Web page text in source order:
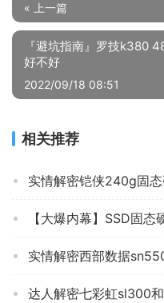
« 上一篇
『避坑指南』罗技k380
好不好
2022/09/18 08:51
相关推荐
实情解密铠侠240g固
达人解密七彩虹sl300